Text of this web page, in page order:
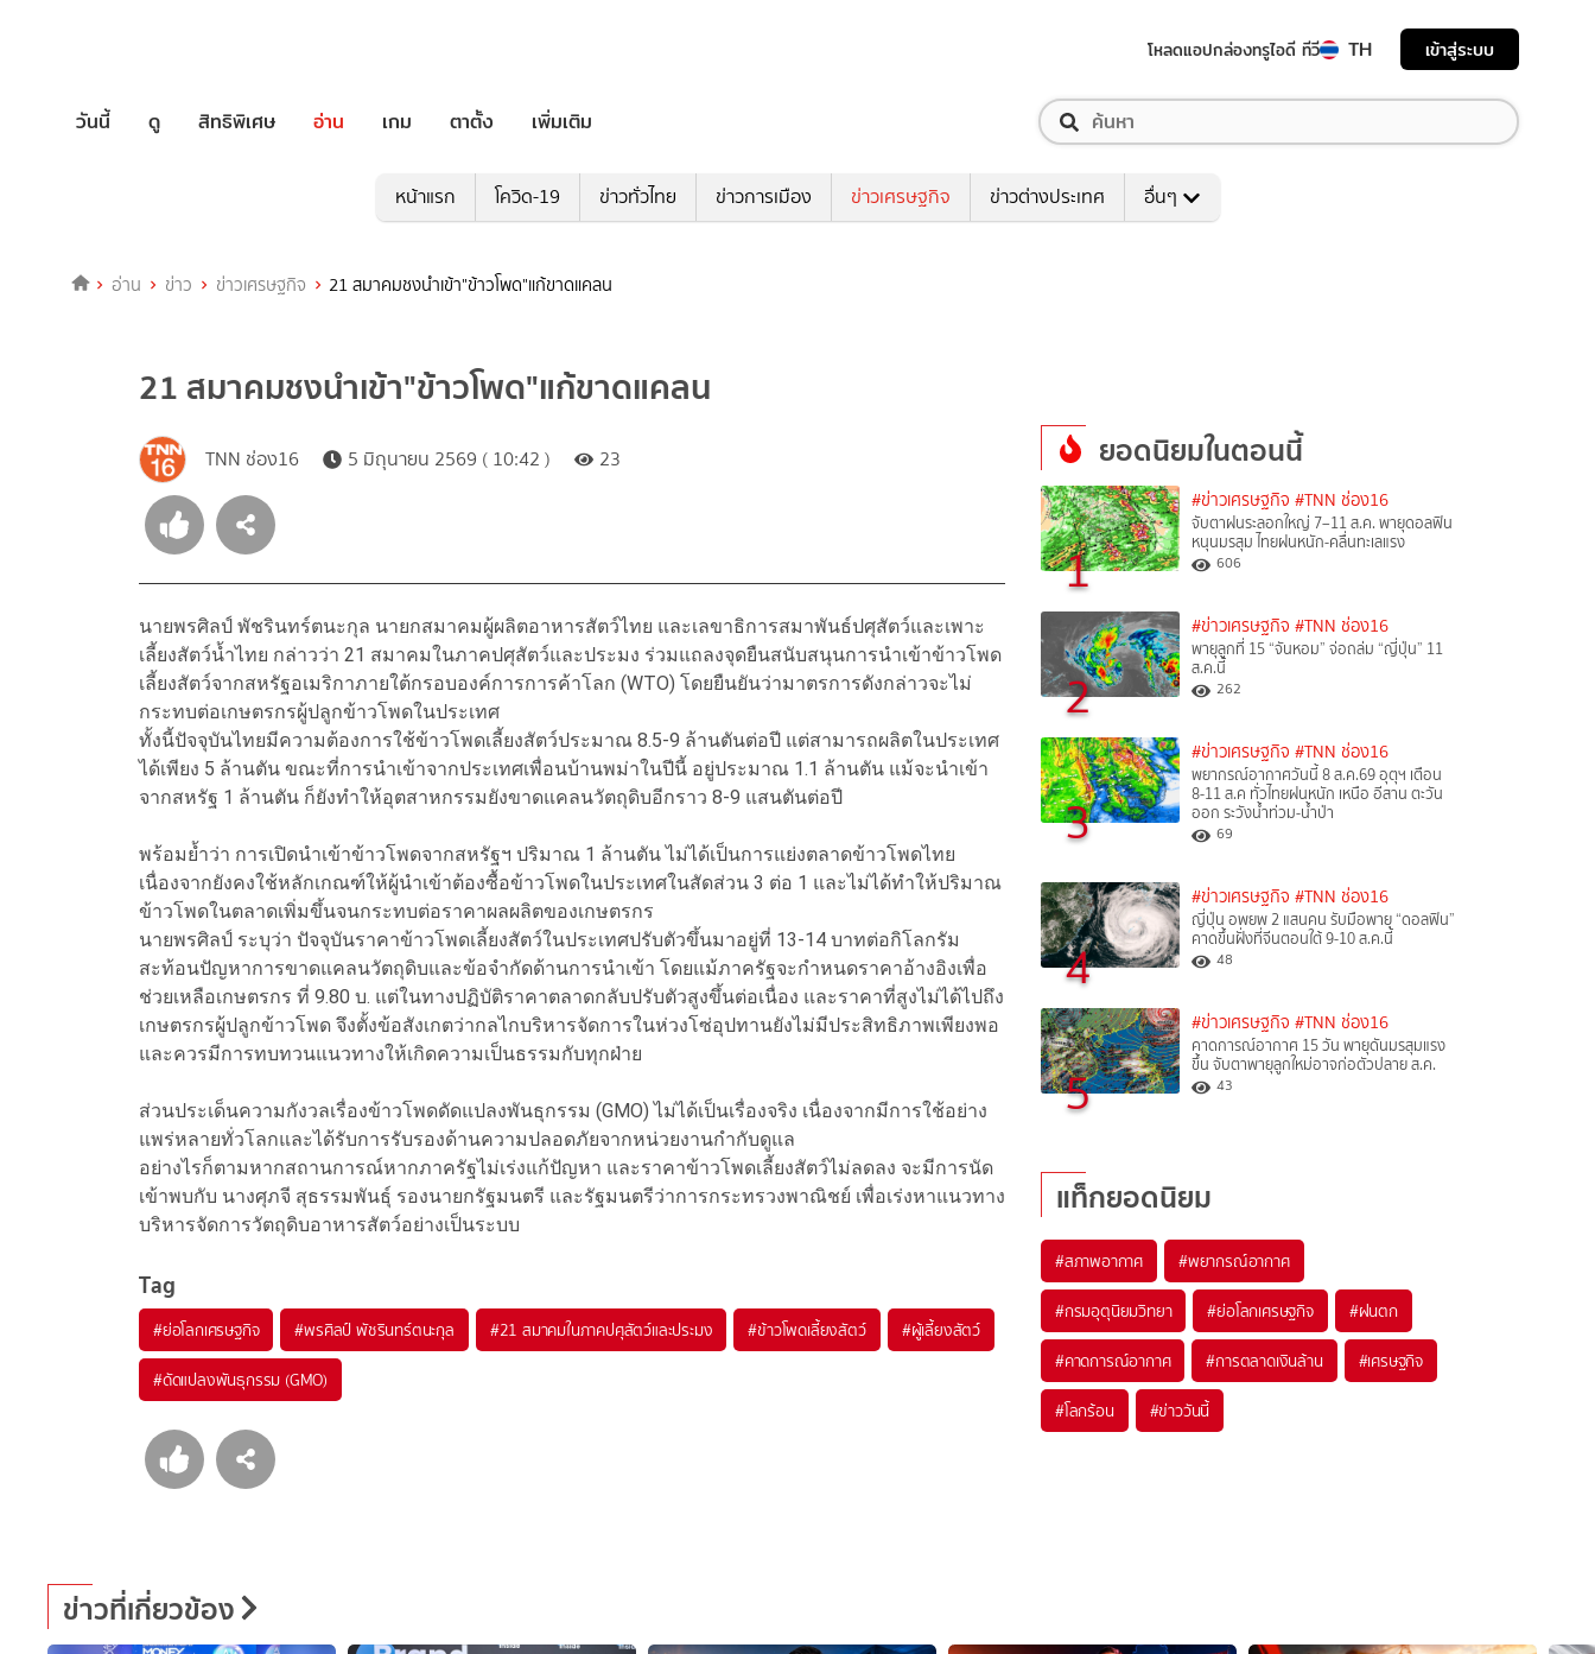
โหลดแอปกล่องทรูไอดี ทีวี TH เข้าสู่ระบบ
วันนี้ ดู สิทธิพิเศษ อ่าน เกม ตาตั้ง เพิ่มเติม
หน้าแรก โควิด-19 ข่าวทั่วไทย ข่าวการเมือง ข่าวเศรษฐกิจ ข่าวต่างประเทศ อื่นๆ
อ่าน ข่าว ข่าวเศรษฐกิจ 21 สมาคมชงนำเข้า"ข้าวโพด"แก้ขาดแคลน
21 สมาคมชงนำเข้า"ข้าวโพด"แก้ขาดแคลน
TNN ช่อง16 5 มิถุนายน 2569 ( 10:42 ) 23
นายพรศิลป์ พัชรินทร์ตนะกุล นายกสมาคมผู้ผลิตอาหารสัตว์ไทย และเลขาธิการสมาพันธ์ปศุสัตว์และเพาะ
เลี้ยงสัตว์น้ำไทย กล่าวว่า 21 สมาคมในภาคปศุสัตว์และประมง ร่วมแถลงจุดยืนสนับสนุนการนำเข้าข้าวโพด
เลี้ยงสัตว์จากสหรัฐอเมริกาภายใต้กรอบองค์การการค้าโลก (WTO) โดยยืนยันว่ามาตรการดังกล่าวจะไม่
กระทบต่อเกษตรกรผู้ปลูกข้าวโพดในประเทศ
ทั้งนี้ปัจจุบันไทยมีความต้องการใช้ข้าวโพดเลี้ยงสัตว์ประมาณ 8.5-9 ล้านตันต่อปี แต่สามารถผลิตในประเทศ
ได้เพียง 5 ล้านตัน ขณะที่การนำเข้าจากประเทศเพื่อนบ้านพม่าในปีนี้ อยู่ประมาณ 1.1 ล้านตัน แม้จะนำเข้า
จากสหรัฐ 1 ล้านตัน ก็ยังทำให้อุตสาหกรรมยังขาดแคลนวัตถุดิบอีกราว 8-9 แสนตันต่อปี
พร้อมย้ำว่า การเปิดนำเข้าข้าวโพดจากสหรัฐฯ ปริมาณ 1 ล้านตัน ไม่ได้เป็นการแย่งตลาดข้าวโพดไทย
เนื่องจากยังคงใช้หลักเกณฑ์ให้ผู้นำเข้าต้องซื้อข้าวโพดในประเทศในสัดส่วน 3 ต่อ 1 และไม่ได้ทำให้ปริมาณ
ข้าวโพดในตลาดเพิ่มขึ้นจนกระทบต่อราคาผลผลิตของเกษตรกร
นายพรศิลป์ ระบุว่า ปัจจุบันราคาข้าวโพดเลี้ยงสัตว์ในประเทศปรับตัวขึ้นมาอยู่ที่ 13-14 บาทต่อกิโลกรัม
สะท้อนปัญหาการขาดแคลนวัตถุดิบและข้อจำกัดด้านการนำเข้า โดยแม้ภาครัฐจะกำหนดราคาอ้างอิงเพื่อ
ช่วยเหลือเกษตรกร ที่ 9.80 บ. แต่ในทางปฏิบัติราคาตลาดกลับปรับตัวสูงขึ้นต่อเนื่อง และราคาที่สูงไม่ได้ไปถึง
เกษตรกรผู้ปลูกข้าวโพด จึงตั้งข้อสังเกตว่ากลไกบริหารจัดการในห่วงโซ่อุปทานยังไม่มีประสิทธิภาพเพียงพอ
และควรมีการทบทวนแนวทางให้เกิดความเป็นธรรมกับทุกฝ่าย
ส่วนประเด็นความกังวลเรื่องข้าวโพดดัดแปลงพันธุกรรม (GMO) ไม่ได้เป็นเรื่องจริง เนื่องจากมีการใช้อย่าง
แพร่หลายทั่วโลกและได้รับการรับรองด้านความปลอดภัยจากหน่วยงานกำกับดูแล
อย่างไรก็ตามหากสถานการณ์หากภาครัฐไม่เร่งแก้ปัญหา และราคาข้าวโพดเลี้ยงสัตว์ไม่ลดลง จะมีการนัด
เข้าพบกับ นางศุภจี สุธรรมพันธุ์ รองนายกรัฐมนตรี และรัฐมนตรีว่าการกระทรวงพาณิชย์ เพื่อเร่งหาแนวทาง
บริหารจัดการวัตถุดิบอาหารสัตว์อย่างเป็นระบบ
Tag
#ย่อโลกเศรษฐกิจ #พรศิลป์ พัชรินทร์ตนะกุล #21 สมาคมในภาคปศุสัตว์และประมง #ข้าวโพดเลี้ยงสัตว์ #ผู้เลี้ยงสัตว์
#ดัดแปลงพันธุกรรม (GMO)
ยอดนิยมในตอนนี้
1
#ข่าวเศรษฐกิจ #TNN ช่อง16
จับตาฝนระลอกใหญ่ 7–11 ส.ค. พายุดอลฟิน
หนุนมรสุม ไทยฝนหนัก-คลื่นทะเลแรง
606
2
#ข่าวเศรษฐกิจ #TNN ช่อง16
พายุลูกที่ 15 “จันหอม” จ่อถล่ม “ญี่ปุ่น” 11
ส.ค.นี้
262
3
#ข่าวเศรษฐกิจ #TNN ช่อง16
พยากรณ์อากาศวันนี้ 8 ส.ค.69 อุตุฯ เตือน
8-11 ส.ค ทั่วไทยฝนหนัก เหนือ อีสาน ตะวัน
ออก ระวังน้ำท่วม-น้ำป่า
69
4
#ข่าวเศรษฐกิจ #TNN ช่อง16
ญี่ปุ่น อพยพ 2 แสนคน รับมือพายุ “ดอลฟิน”
คาดขึ้นฝั่งที่จีนตอนใต้ 9-10 ส.ค.นี้
48
5
#ข่าวเศรษฐกิจ #TNN ช่อง16
คาดการณ์อากาศ 15 วัน พายุดันมรสุมแรง
ขึ้น จับตาพายุลูกใหม่อาจก่อตัวปลาย ส.ค.
43
แท็กยอดนิยม
#สภาพอากาศ #พยากรณ์อากาศ
#กรมอุตุนิยมวิทยา #ย่อโลกเศรษฐกิจ #ฝนตก
#คาดการณ์อากาศ #การตลาดเงินล้าน #เศรษฐกิจ
#โลกร้อน #ข่าววันนี้
ข่าวที่เกี่ยวข้อง